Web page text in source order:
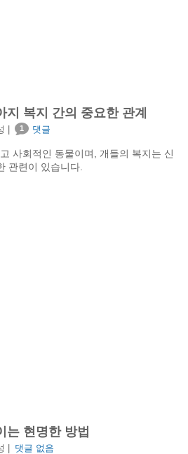
지 복지 간의 중요한 관계
| 1 댓글
사회적인 동물이며, 개들의 복지는 신
관련이 있습니다.
는 현명한 방법
| 댓글 없음